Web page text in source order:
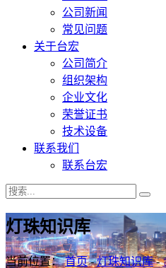
公司新闻
常见问题
关于台宏
公司简介
组织架构
企业文化
荣誉证书
技术设备
联系我们
联系台宏
灯珠知识库
当前位置：首页-灯珠知识库-